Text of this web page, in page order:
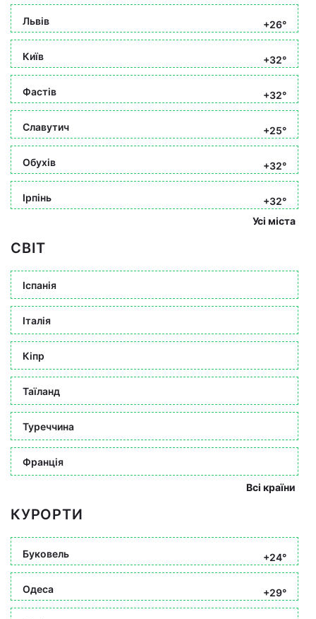
Львів +26°
Київ +32°
Фастів +32°
Славутич +25°
Обухів +32°
Ірпінь
+32°
Усі міста
СВІТ
Іспанія
Італія
Кіпр
Таїланд
Туреччина
Франція
Всі країни
КУРОРТИ
Буковель +24°
Одеса +29°